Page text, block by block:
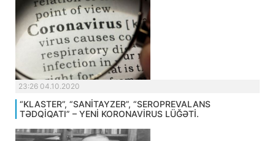
23:26 04.10.2020
“KLASTER”, “SANİTAYZER”, “SEROPREVALANS
TƏDQİQATI” – YENİ KORONAVİRUS LÜĞƏTİ.